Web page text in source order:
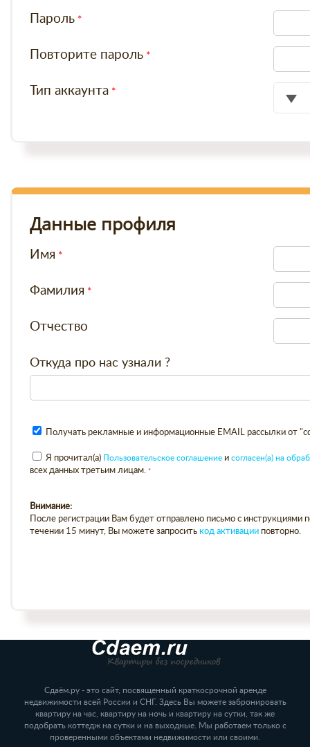
Пароль
Повторите пароль
Тип аккаунта
Данные профиля
Имя
Фамилия
Отчество
Откуда про нас узнали ?
Получать рекламные и информационные EMAIL рассылки от
Я прочитал(а) Пользовательское соглашение и согласен(а) на
всех данных третьим лицам.
Внимание:
После регистрации Вам будет отправлено письмо с инструкциями
течении 15 минут, Вы можете запросить код активации повторно.
Сдаём.ру - это сайт, посвященный краткосрочной аренде
недвижимости всей России и СНГ. Здесь Вы можете забронировать
квартиру на час, квартиру на ночь и квартиру на сутки, так же
подобрать коттедж на сутки и на выходные. Мы работаем только с
проверенными объектами недвижимости или своими.